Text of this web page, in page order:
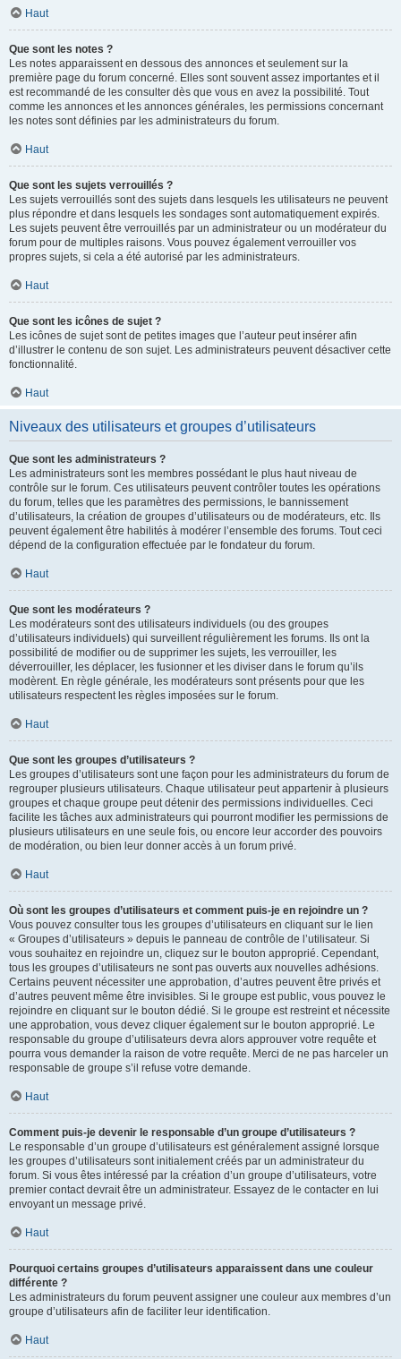
Haut
Que sont les notes ?
Les notes apparaissent en dessous des annonces et seulement sur la
première page du forum concerné. Elles sont souvent assez importantes et il
est recommandé de les consulter dès que vous en avez la possibilité. Tout
comme les annonces et les annonces générales, les permissions concernant
les notes sont définies par les administrateurs du forum.
Haut
Que sont les sujets verrouillés ?
Les sujets verrouillés sont des sujets dans lesquels les utilisateurs ne peuvent
plus répondre et dans lesquels les sondages sont automatiquement expirés.
Les sujets peuvent être verrouillés par un administrateur ou un modérateur du
forum pour de multiples raisons. Vous pouvez également verrouiller vos
propres sujets, si cela a été autorisé par les administrateurs.
Haut
Que sont les icônes de sujet ?
Les icônes de sujet sont de petites images que l’auteur peut insérer afin
d’illustrer le contenu de son sujet. Les administrateurs peuvent désactiver cette
fonctionnalité.
Haut
Niveaux des utilisateurs et groupes d’utilisateurs
Que sont les administrateurs ?
Les administrateurs sont les membres possédant le plus haut niveau de
contrôle sur le forum. Ces utilisateurs peuvent contrôler toutes les opérations
du forum, telles que les paramètres des permissions, le bannissement
d’utilisateurs, la création de groupes d’utilisateurs ou de modérateurs, etc. Ils
peuvent également être habilités à modérer l’ensemble des forums. Tout ceci
dépend de la configuration effectuée par le fondateur du forum.
Haut
Que sont les modérateurs ?
Les modérateurs sont des utilisateurs individuels (ou des groupes
d’utilisateurs individuels) qui surveillent régulièrement les forums. Ils ont la
possibilité de modifier ou de supprimer les sujets, les verrouiller, les
déverrouiller, les déplacer, les fusionner et les diviser dans le forum qu’ils
modèrent. En règle générale, les modérateurs sont présents pour que les
utilisateurs respectent les règles imposées sur le forum.
Haut
Que sont les groupes d’utilisateurs ?
Les groupes d’utilisateurs sont une façon pour les administrateurs du forum de
regrouper plusieurs utilisateurs. Chaque utilisateur peut appartenir à plusieurs
groupes et chaque groupe peut détenir des permissions individuelles. Ceci
facilite les tâches aux administrateurs qui pourront modifier les permissions de
plusieurs utilisateurs en une seule fois, ou encore leur accorder des pouvoirs
de modération, ou bien leur donner accès à un forum privé.
Haut
Où sont les groupes d’utilisateurs et comment puis-je en rejoindre un ?
Vous pouvez consulter tous les groupes d’utilisateurs en cliquant sur le lien
« Groupes d’utilisateurs » depuis le panneau de contrôle de l’utilisateur. Si
vous souhaitez en rejoindre un, cliquez sur le bouton approprié. Cependant,
tous les groupes d’utilisateurs ne sont pas ouverts aux nouvelles adhésions.
Certains peuvent nécessiter une approbation, d’autres peuvent être privés et
d’autres peuvent même être invisibles. Si le groupe est public, vous pouvez le
rejoindre en cliquant sur le bouton dédié. Si le groupe est restreint et nécessite
une approbation, vous devez cliquer également sur le bouton approprié. Le
responsable du groupe d’utilisateurs devra alors approuver votre requête et
pourra vous demander la raison de votre requête. Merci de ne pas harceler un
responsable de groupe s’il refuse votre demande.
Haut
Comment puis-je devenir le responsable d’un groupe d’utilisateurs ?
Le responsable d’un groupe d’utilisateurs est généralement assigné lorsque
les groupes d’utilisateurs sont initialement créés par un administrateur du
forum. Si vous êtes intéressé par la création d’un groupe d’utilisateurs, votre
premier contact devrait être un administrateur. Essayez de le contacter en lui
envoyant un message privé.
Haut
Pourquoi certains groupes d’utilisateurs apparaissent dans une couleur
différente ?
Les administrateurs du forum peuvent assigner une couleur aux membres d’un
groupe d’utilisateurs afin de faciliter leur identification.
Haut